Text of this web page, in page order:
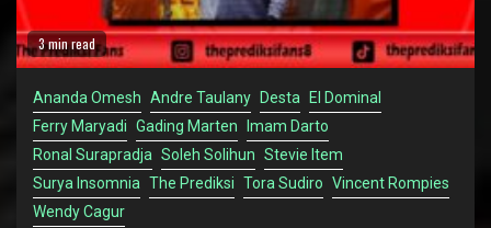
3 min read
Ananda Omesh Andre Taulany Desta El Dominal
Ferry Maryadi Gading Marten Imam Darto
Ronal Surapradja Soleh Solihun Stevie Item
Surya Insomnia The Prediksi Tora Sudiro Vincent Rompies
Wendy Cagur